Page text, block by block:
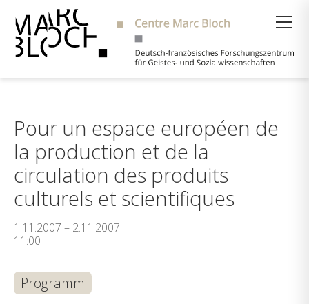
Pour un espace européen de
la production et de la
circulation des produits
culturels et scientifiques
1.11.2007 – 2.11.2007
11:00
Programm